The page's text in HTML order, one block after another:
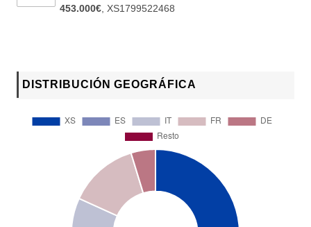
453.000€,XS1799522468
DISTRIBUCIÓN GEOGRÁFICA